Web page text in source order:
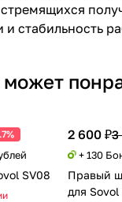
и стабильность
SV08
2 600 ₽3
+ 130
Правый
для Sovol